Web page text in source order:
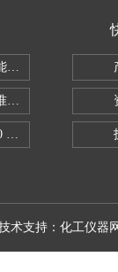
拉力机KZ-SSBC-500
单柱电子万能试验
半导体全自动推拉
术支持： 化工仪器